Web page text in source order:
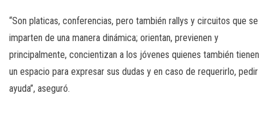
“Son platicas, conferencias, pero también rallys y circuitos que se
imparten de una manera dinámica; orientan, previenen y
principalmente, concientizan a los jóvenes quienes también tienen
un espacio para expresar sus dudas y en caso de requerirlo, pedir
ayuda”, aseguró.